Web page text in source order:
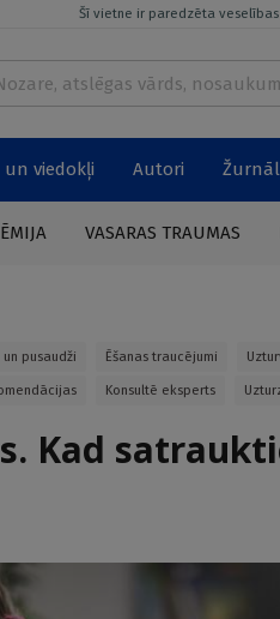
Šī vietne ir paredzēta
viedokļi Autori
VASARAS TRAUMAS
un pusaudži Ēšanas traucējumi
Konsultē eksperts
Kad